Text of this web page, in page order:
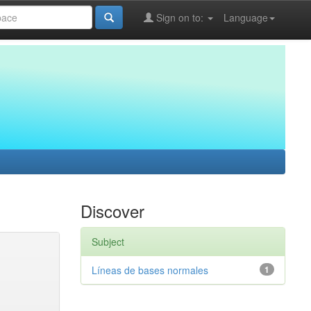
Language
Sign on to:
Discover
Subject
1
Líneas de bases normales